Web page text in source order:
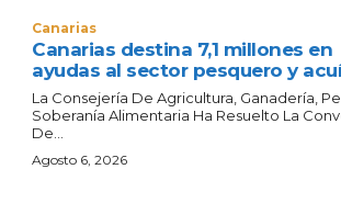
Canarias
Canarias destina 7,1 millones en
ayudas al sector pesquero y
La Consejería De Agricultura, Ganadería,
Soberanía Alimentaria Ha Resuelto La
De...
Agosto 6, 2026